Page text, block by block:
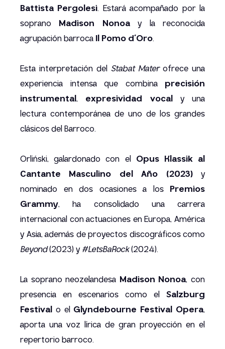
Battista Pergolesi. Estará acompañado por la
soprano Madison Nonoay la reconocida
agrupación barroca Il Pomo d’Oro.
Esta interpretación del Stabat Materofrece una
experiencia intensa que combina precisión
instrumental, expresividad vocaly una
lectura contemporánea de uno de los grandes
clásicos del Barroco.
Orliński, galardonado con el Opus Klassik al
Cantante Masculino del Año (2023)y
nominado en dos ocasiones a los Premios
Grammy, ha consolidado una carrera
internacional con actuaciones en Europa, América
y Asia, además de proyectos discográficos como
Beyond(2023) y#LetsBaRock(2024).
La soprano neozelandesa Madison Nonoa, con
presencia en escenarios como el Salzburg
Festival o el Glyndebourne Festival Opera,
aporta una voz lírica de gran proyección en el
repertorio barroco.